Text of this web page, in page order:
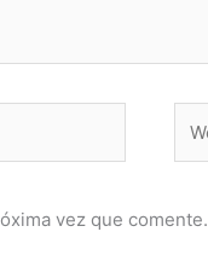
vez que comente.